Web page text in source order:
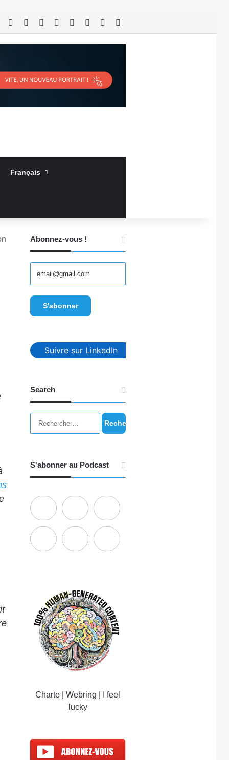
RSS Facebook LinkedinYouTubeConnexionArticle Aléatoire
Français
Abonnez-vous !
Suivre sur LinkedIn
Search
Rechercher :
S'abonner au Podcast
Charte |Webring
I feel
lucky